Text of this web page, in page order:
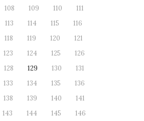
108 109 110
111
113 114 115
116
118 119 120
121
123 124 125
126
128 129 130
131
133 134 135
136
138 139 140
141
143 144 145
146